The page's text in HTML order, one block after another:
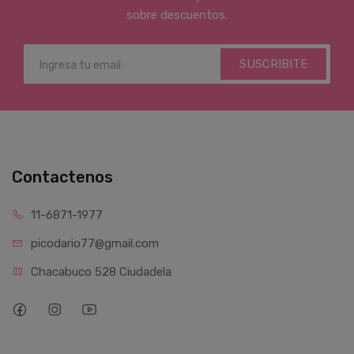
sobre descuentos.
SUSCRIBITE
Contactenos
11-6871-1977
picodario77@gmail.com
Chacabuco 528 Ciudadela